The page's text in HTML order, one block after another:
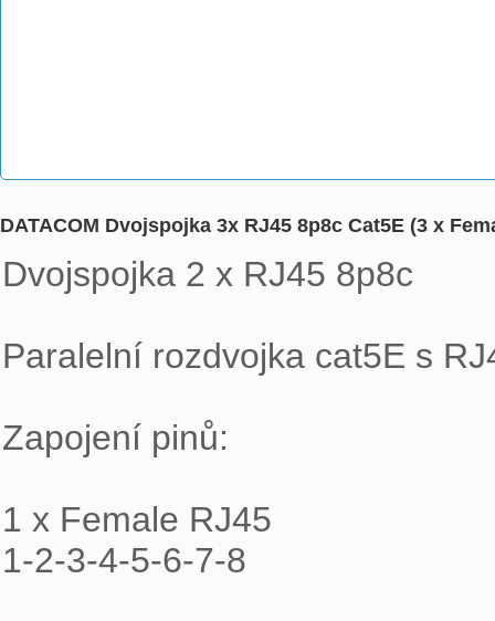
DATACOM Dvojspojka 3x RJ45 8p8c Cat5E (3 x
Dvojspojka 2 x RJ45 8p8c
Paralelní rozdvojka cat5E s
Zapojení pinů:
1 x Female RJ45
1-2-3-4-5-6-7-8